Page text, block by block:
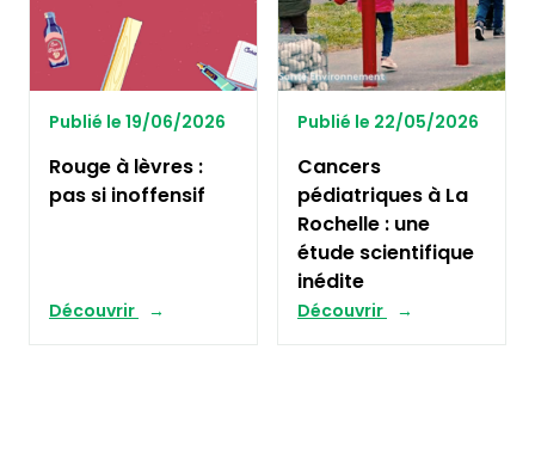
Publié le 19/06/2026
Rouge à lèvres :
pas si inoffensif
Découvrir
Publié le 22/05/2026
Cancers
pédiatriques à La
Rochelle : une
étude scientifique
inédite
Découvrir